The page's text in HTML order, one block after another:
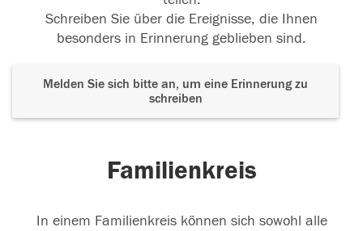
Schreiben Sie über die Ereignisse, die Ihnen
besonders in Erinnerung geblieben sind.
Melden Sie sich bitte an, um eine Erinnerung zu
schreiben
Familienkreis
In einem Familienkreis können sich sowohl alle